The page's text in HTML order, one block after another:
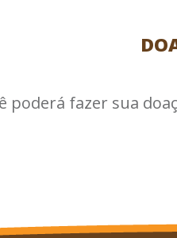
poderá fazer sua